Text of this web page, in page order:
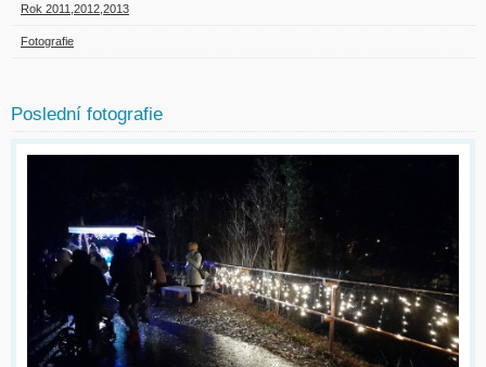
Rok 2011,2012,2013
Fotografie
Poslední fotografie